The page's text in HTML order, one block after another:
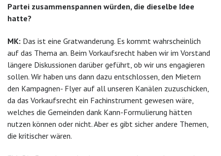
Partei zusammenspannen würden, die dieselbe Idee
hatte?
MK: Das ist eine Gratwanderung. Es kommt wahrscheinlich
auf das Thema an. Beim Vorkaufsrecht haben wir im Vorstand
längere Diskussionen darüber geführt, ob wir uns engagieren
sollen. Wir haben uns dann dazu entschlossen, den Mietern
den Kampagnen- Flyer auf all unseren Kanälen zuzuschicken,
da das Vorkaufsrecht ein Fachinstrument gewesen wäre,
welches die Gemeinden dank Kann-Formulierung hätten
nutzen können oder nicht. Aber es gibt sicher andere Themen,
die kritischer wären.